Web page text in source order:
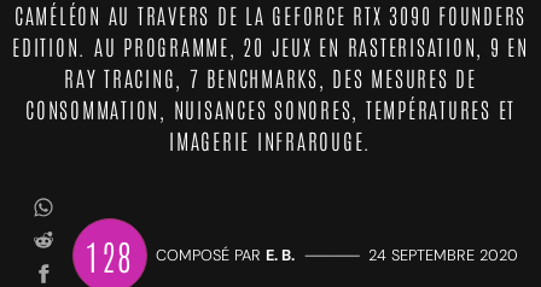
CAMÉLÉON AU TRAVERS DE LA GEFORCE RTX 3090 FOUNDERS
EDITION. AU PROGRAMME, 20 JEUX EN RASTERISATION, 9 EN
RAY TRACING, 7 BENCHMARKS, DES MESURES DE
CONSOMMATION, NUISANCES SONORES, TEMPÉRATURES ET
IMAGERIE INFRAROUGE.
128 COMPOSÉ PAR E. B. ————— 24 SEPTEMBRE 2020